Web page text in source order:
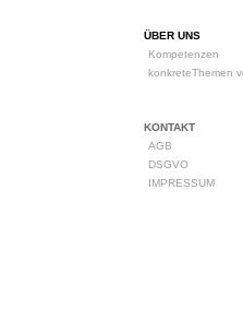
ÜBER UNS
Kompetenzen
konkreteThemen
KONTAKT
AGB
DSGVO
IMPRESSUM